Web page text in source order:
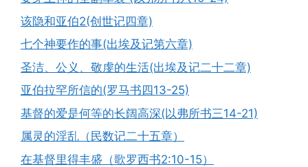
该隐和亚伯2(创世记四章)
七个神要作的事(出埃及记第六章)
圣洁、公义、敬虔的生活(出埃及记二十二章)
亚伯拉罕所信的(罗马书四13-25)
基督的爱是何等的长阔高深(以弗所书三14-21)
属灵的淫乱（民数记二十五章）
在基督里得丰盛（歌罗西书2:10-15）